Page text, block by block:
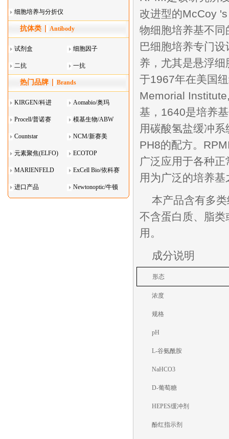
细胞培养与分折仪
器叠
抗体类 Antibody
试剂盒 细胞因子
二抗 一抗
热门品牌 Brands
KIRGEN/科进 Aomabio/奥玛
Procell/普诺赛 模基生物/ABW
Countstar NCM/新赛美
元素聚焦(ELFO) ECOTOP
MARIENFELD ExCell Bio/依科赛
进口产品 Newtonoptic/牛顿
改进型的McCoy
物细胞培养基不
巴细胞培养专门
养，尤其是悬浮
于1967年在美国
Memorial
基，1640是培养
用碳酸氢盐缓冲
PH8的配方。
广泛应用于各种
用为广泛的培养基
本产品含有多
不含蛋白质、脂
用。
成分说明
形态
浓度
规格
pH
L-谷氨酰胺
NaHCO3
D-葡萄糖
HEPES缓冲剂
酚红指示剂